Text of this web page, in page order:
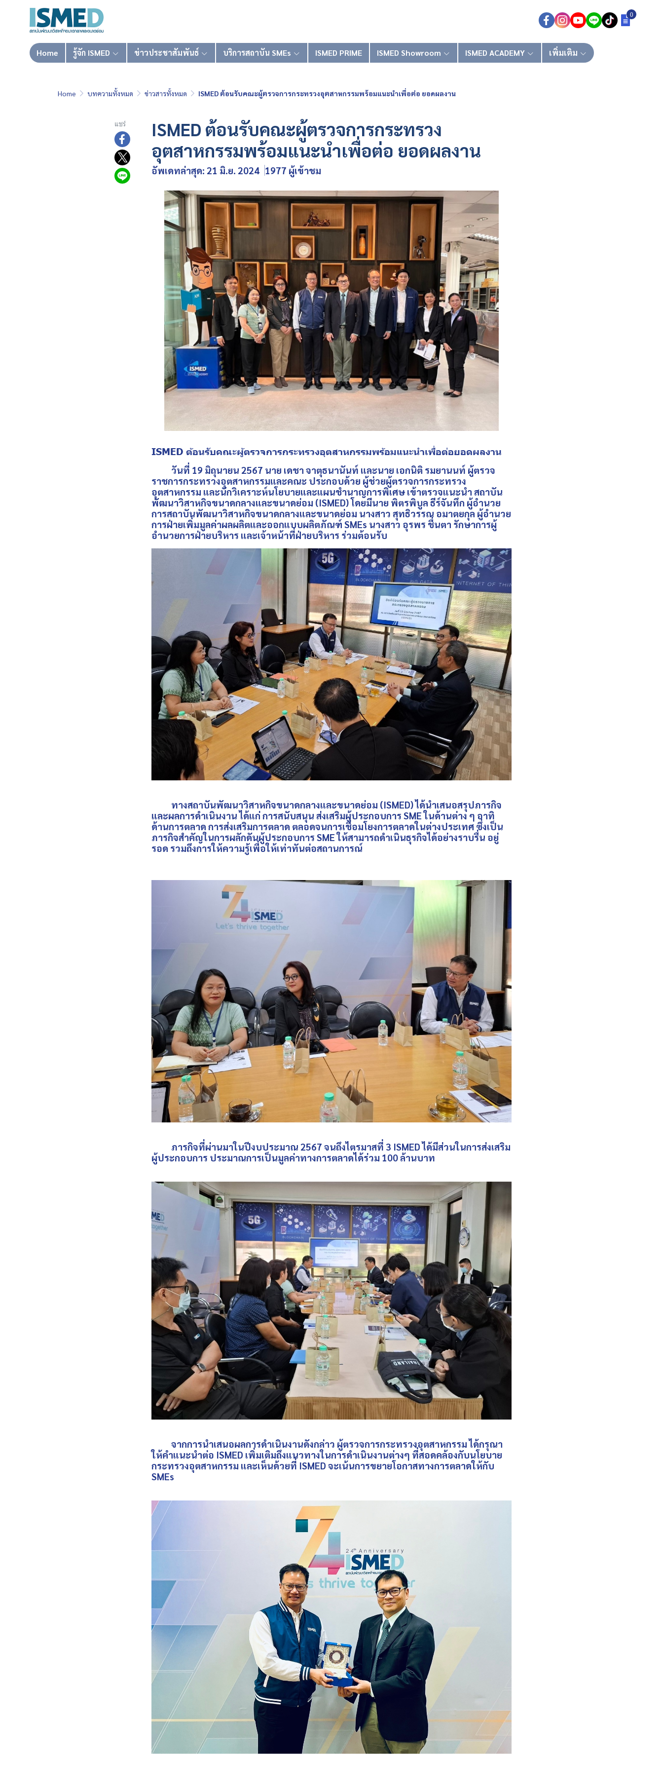
0
Home รู้จัก ISMED ข่าวประชาสัมพันธ์ บริการสถาบัน SMEs ISMED PRIME ISMED Showroom ISMED ACADEMY เพิ่มเติม
Home บทความทั้งหมด ข่าวสารทั้งหมด ISMED ต้อนรับคณะผู้ตรวจการกระทรวงอุตสาหกรรมพร้อมแนะนำเพื่อต่อ ยอดผลงาน
แชร์
ISMED ต้อนรับคณะผู้ตรวจการกระทรวง
อุตสาหกรรมพร้อมแนะนำเพื่อต่อ ยอดผลงาน
อัพเดทล่าสุด: 21 มิ.ย. 2024 1977 ผู้เข้าชม
ISMED ต้อนรับคณะผู้ตรวจการกระทรวงอุตสาหกรรมพร้อมแนะนำเพื่อต่อยอดผลงาน
วันที่ 19 มิถุนายน 2567 นาย เดชา จาตุธนานันท์ และนาย เอกนิติ รมยานนท์ ผู้ตรวจ
ราชการกระทรวงอุตสาหกรรมและคณะ ประกอบด้วย ผู้ช่วยผู้ตรวจการกระทรวง
อุตสาหกรรม และนักวิเคราะห์นโยบายและแผนชำนาญการพิเศษ เข้าตรวจแนะนำ สถาบัน
พัฒนาวิสาหกิจขนาดกลางและขนาดย่อม (ISMED) โดยมีนาย พิตรพิบูล ธีร์จันทึก ผู้อำนวย
การสถาบันพัฒนาวิสาหกิจขนาดกลางและขนาดย่อม นางสาว สุทธิวรรณ อมาตยกุล ผู้อำนวย
การฝ่ายเพิ่มมูลค่าผลผลิตและออกแบบผลิตภัณฑ์ SMEs นางสาว อุรพร ชื่นตา รักษาการผู้
อำนวยการฝ่ายบริหาร และเจ้าหน้าที่ฝ่ายบริหาร ร่วมต้อนรับ
ทางสถาบันพัฒนาวิสาหกิจขนาดกลางและขนาดย่อม (ISMED) ได้นำเสนอสรุปภารกิจ
และผลการดำเนินงาน ได้แก่ การสนับสนุน ส่งเสริมผู้ประกอบการ SME ในด้านต่าง ๆ อาทิ
ด้านการตลาด การส่งเสริมการตลาด ตลอดจนการเชื่อมโยงการตลาดในต่างประเทศ ซึ่งเป็น
ภารกิจสำคัญในการผลักดันผู้ประกอบการ SME ให้สามารถดำเนินธุรกิจได้อย่างราบรื่น อยู่
รอด รวมถึงการให้ความรู้เพื่อให้เท่าทันต่อสถานการณ์
ภารกิจที่ผ่านมาในปีงบประมาณ 2567 จนถึงไตรมาสที่ 3 ISMEDได้มีส่วนในการส่งเสริม
ผู้ประกอบการ ประมาณการเป็นมูลค่าทางการตลาดได้ร่วม 100 ล้านบาท
จากการนำเสนอผลการดำเนินงานดังกล่าว ผู้ตรวจการกระทรวงอุตสาหกรรม ได้กรุณา
ให้คำแนะนำต่อ ISMED เพิ่มเติมถึงแนวทางในการดำเนินงานต่างๆ ที่สอดคล้องกับนโยบาย
กระทรวงอุตสาหกรรม และเห็นด้วยที่ ISMED จะเน้นการขยายโอกาสทางการตลาดให้กับ
SMEs